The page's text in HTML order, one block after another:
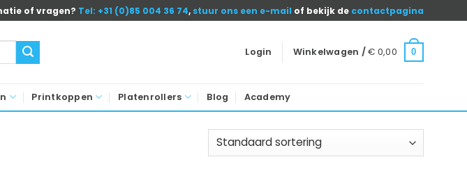
of vragen? Tel: +31 (0)85 004 36 74, stuur ons een e-mail of bekijk de contactpagina
Login Winkelwagen /€ 0,00 0
Printkoppen Platenrollers Blog Academy